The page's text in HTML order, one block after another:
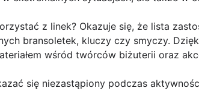
z linek? Okazuje się, że lista
bransoletek, kluczy czy smyczy.
wśród twórców biżuterii oraz
się niezastąpiony podczas